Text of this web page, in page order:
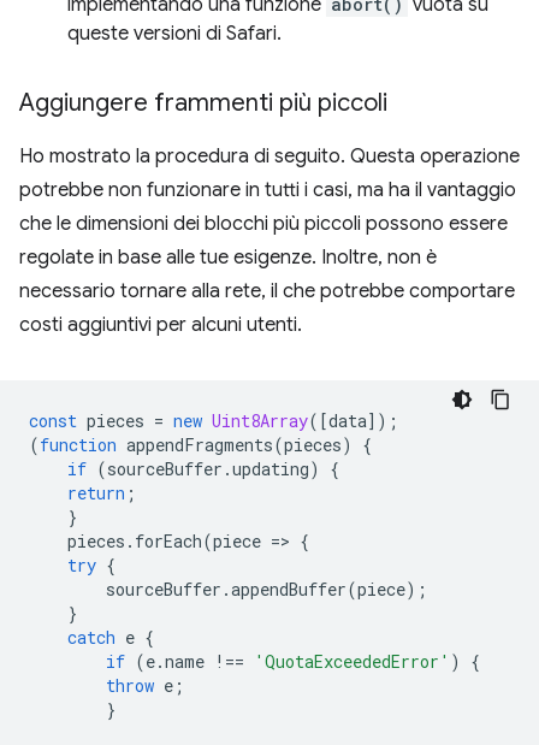
implementando una funzione abort() vuota su
queste versioni di Safari.
Aggiungere frammenti più piccoli
Ho mostrato la procedura di seguito. Questa operazione
potrebbe non funzionare in tutti i casi, ma ha il vantaggio
che le dimensioni dei blocchi più piccoli possono essere
regolate in base alle tue esigenze. Inoltre, non è
necessario tornare alla rete, il che potrebbe comportare
costi aggiuntivi per alcuni utenti.
const pieces = new Uint8Array([data]);
(function appendFragments(pieces)
{
if (sourceBuffer .updating)
{
return ;
}
pieces . forEach(piece => {
try {
sourceBuffer .appendBuffer(piece);
}
catch e {
if (e.name !== 'QuotaExceededError' )
{
throw e ;
}